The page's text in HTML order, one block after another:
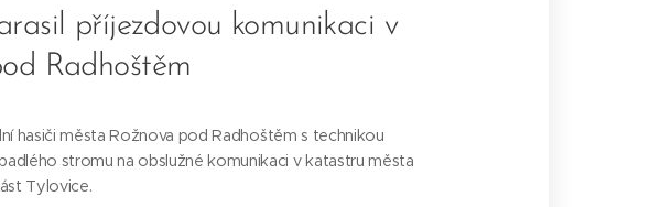
příjezdovou komunikaci v
Radhoštěm
hasiči města Rožnova pod Radhoštěm s technikou
stromu na obslužné komunikaci v katastru města
Tylovice.